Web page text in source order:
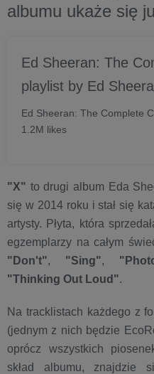
albumu ukaże się
Ed Sheeran: The
playlist by Ed
Ed Sheeran: The Complete
1.2M likes
"X" to drugi album Eda
się w 2014 roku i stał się
artysty. Płyta, która
egzemplarzy na całym
"Don't", "Sing",
"Thinking Out Loud".
Na tracklistach każdego z
(jednym z nich będzie
oprócz wszystkich
skład albumu, znajdzie